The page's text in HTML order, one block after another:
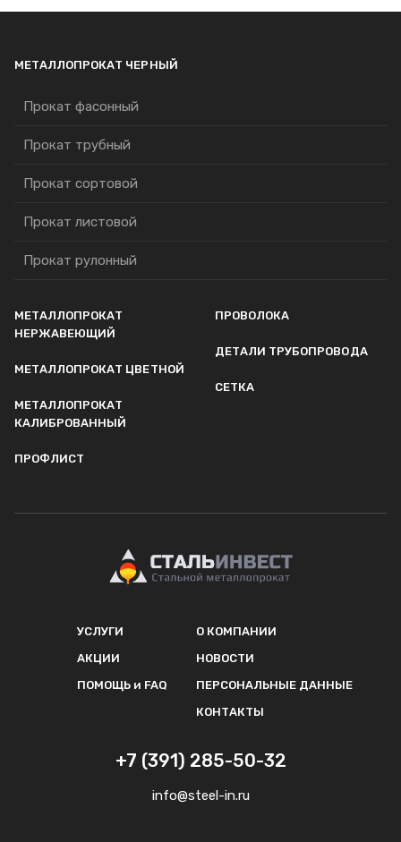
МЕТАЛЛОПРОКАТ ЧЕРНЫЙ
Прокат фасонный
Прокат трубный
Прокат сортовой
Прокат листовой
Прокат рулонный
МЕТАЛЛОПРОКАТ
НЕРЖАВЕЮЩИЙ
МЕТАЛЛОПРОКАТ ЦВЕТНОЙ
МЕТАЛЛОПРОКАТ
КАЛИБРОВАННЫЙ
ПРОФЛИСТ
ПРОВОЛОКА
ДЕТАЛИ ТРУБОПРОВОДА
СЕТКА
УСЛУГИ
АКЦИИ
ПОМОЩЬ и FAQ
О КОМПАНИИ
НОВОСТИ
ПЕРСОНАЛЬНЫЕ ДАННЫЕ
КОНТАКТЫ
+7 (391) 285-50-32
info@steel-in.ru